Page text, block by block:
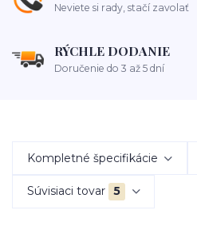
Neviete si rady, stačí zavolať
RÝCHLE DODANIE
Doručenie do 3 až 5 dní
Kompletné špecifikácie
Súvisiaci tovar 5